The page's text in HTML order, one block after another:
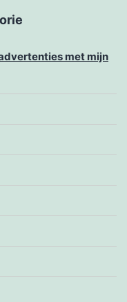
met mijn